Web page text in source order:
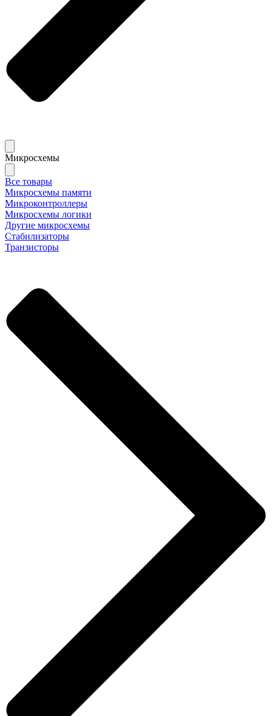
Микросхемы
Все товары
Микросхемы памяти
Микроконтроллеры
Микросхемы логики
Другие микросхемы
Стабилизаторы
Транзисторы